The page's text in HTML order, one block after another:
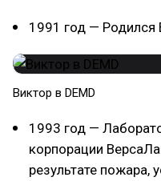
1991 год — Родился
Виктор в DEMD
1993 год —
корпорации
результате пожара,